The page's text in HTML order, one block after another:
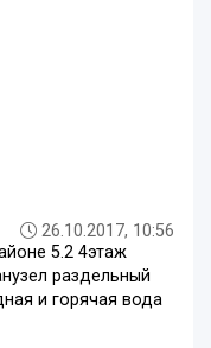
26.10.2017, 10:56
5.2 4этаж
раздельный
и горячая вода